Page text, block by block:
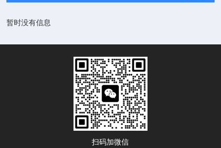
暂时没有信息
扫码加微信